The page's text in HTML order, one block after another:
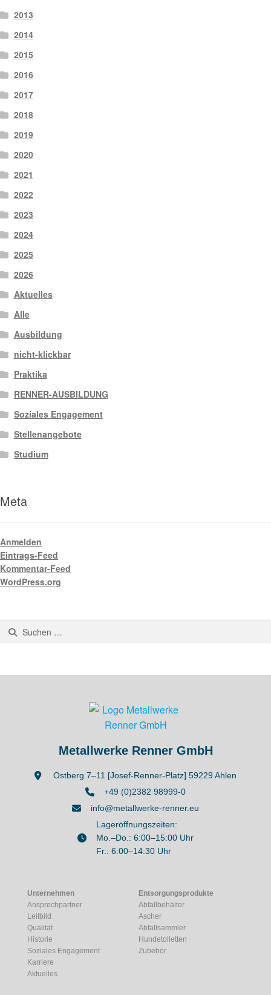
2013
2014
2015
2016
2017
2018
2019
2020
2021
2022
2023
2024
2025
2026
Aktuelles
Alle
Ausbildung
nicht-klickbar
Praktika
RENNER-AUSBILDUNG
Soziales Engagement
Stellenangebote
Studium
Meta
Anmelden
Eintrags-Feed
Kommentar-Feed
WordPress.org
Metallwerke Renner GmbH
Ostberg 7–11 [Josef-Renner-Platz] 59229 Ahlen
+49 (0)2382 98999-0
info@metallwerke-renner.eu
Lageröffnungszeiten:
Mo.–Do.: 6:00–15:00 Uhr
Fr.: 6:00–14:30 Uhr
Unternehmen
Ansprechpartner
Leitbild
Qualität
Historie
Soziales Engagement
Karriere
Aktuelles
Entsorgungsprodukte
Abfallbehälter
Ascher
Abfallsammler
Hundetoiletten
Zubehör